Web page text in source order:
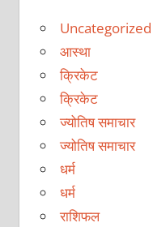
Uncategorized
आस्था
क्रिकेट
क्रिकेट
ज्योतिष समाचार
ज्योतिष समाचार
धर्म
धर्म
राशिफल